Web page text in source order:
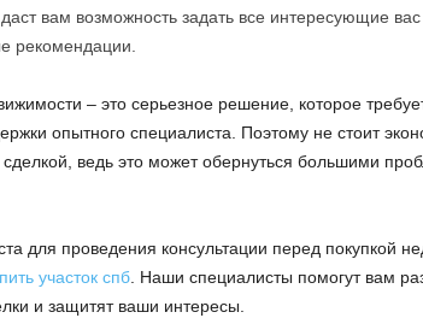
вам возможность задать все интересующие
рекомендации.
– это серьезное решение, которое
опытного специалиста. Поэтому не стоит
ведь это может обернуться большими
для проведения консультации перед покупкой
участок спб. Наши специалисты помогут вам
и защитят ваши интересы.